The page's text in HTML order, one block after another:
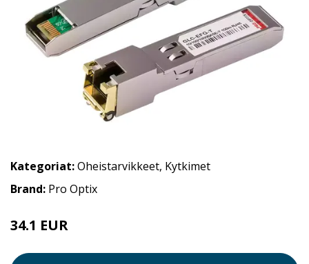
Kategoriat:Oheistarvikkeet, Kytkimet
Brand: Pro Optix
34.1 EUR